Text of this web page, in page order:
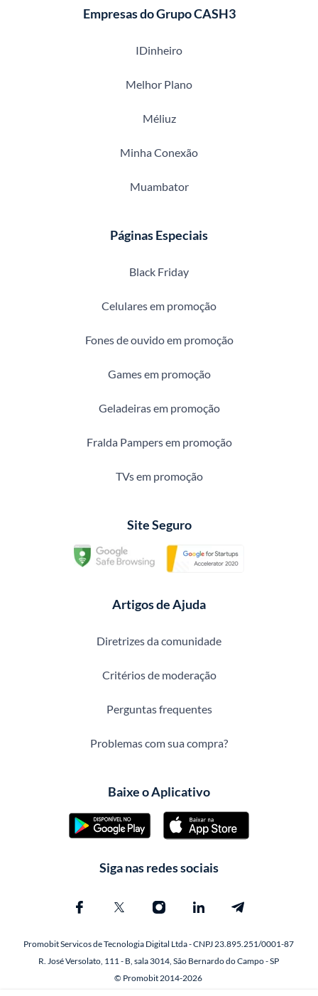
Empresas do Grupo CASH3
IDinheiro
Melhor Plano
Méliuz
Minha Conexão
Muambator
Páginas Especiais
Black Friday
Celulares em promoção
Fones de ouvido em promoção
Games em promoção
Geladeiras em promoção
Fralda Pampers em promoção
TVs em promoção
Site Seguro
Artigos de Ajuda
Diretrizes da comunidade
Critérios de moderação
Perguntas frequentes
Problemas com sua compra?
Baixe o Aplicativo
Siga nas redes sociais
Promobit Servicos de Tecnologia Digital Ltda - CNPJ 23.895.251/0001-87
R. José Versolato, 111 - B, sala 3014, São Bernardo do Campo - SP
© Promobit 2014-2026